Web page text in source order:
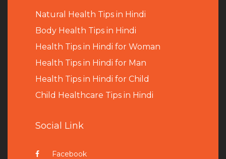
Natural Health Tips in Hindi
Body Health Tips in Hindi
Health Tips in Hindi for Woman
Health Tips in Hindi for Man
Health Tips in Hindi for Child
Child Healthcare Tips in Hindi
Social Link
Facebook